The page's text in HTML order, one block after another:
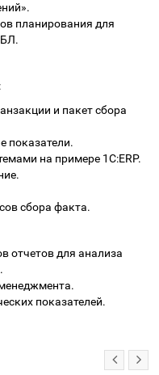
планирования для
и пакет сбора
показатели.
на примере 1С:ERP.
сбора факта.
отчетов для анализа
показателей.